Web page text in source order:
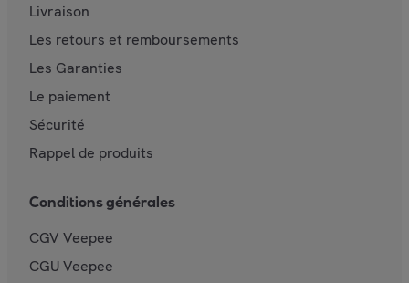
Livraison
Les retours et remboursements
Les Garanties
Le paiement
Sécurité
Rappel de produits
Conditions générales
CGV Veepee
CGU Veepee